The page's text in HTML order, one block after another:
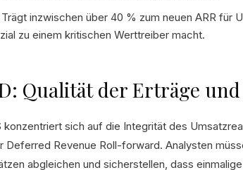
Trägt inzwischen über 40 % zum neuen ARR für
zu einem kritischen Werttreiber macht.
Qualität der Erträge
konzentriert sich auf die Integrität des
Deferred Revenue Roll-forward. Analysten
abgleichen und sicherstellen, dass